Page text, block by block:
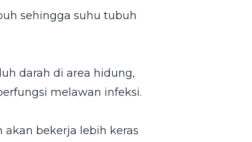
sehingga suhu tubuh
darah di area hidung,
melawan infeksi.
bekerja lebih keras